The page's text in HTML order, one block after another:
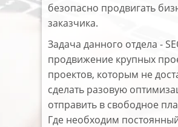
безопасно продвигать
заказчика.
Задача данного отдела -
продвижение крупных
проектов, которым не
сделать разовую
отправить в свободное
Где необходим